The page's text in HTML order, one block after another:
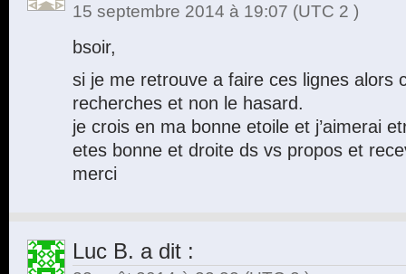
15 septembre 2014 à 19:07 (UTC 2 )
bsoir,
si je me retrouve a faire ces lignes alors
recherches et non le hasard.
je crois en ma bonne etoile et j’aimerai
etes bonne et droite ds vs propos et
merci
Luc B. a dit :